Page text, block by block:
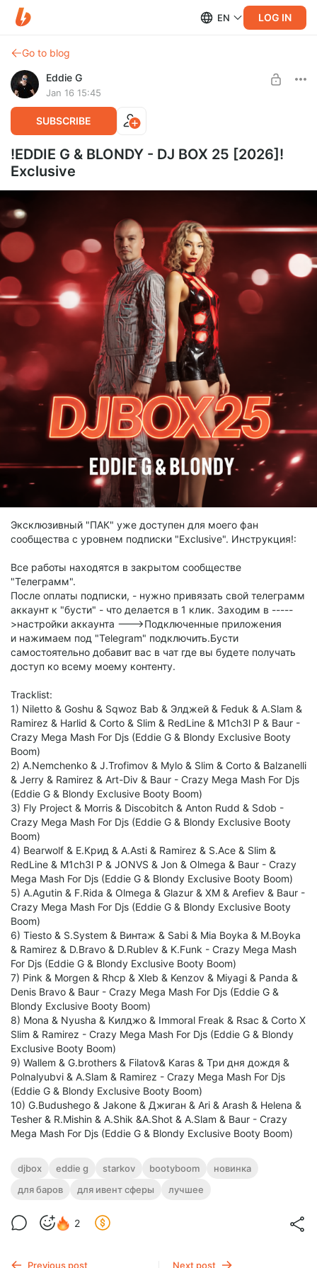
EN LOG IN
Go to blog
Eddie G
Jan 16 15:45
SUBSCRIBE
!EDDIE G & BLONDY - DJ BOX 25 [2026]!
Exclusive
Эксклюзивный "ПАК" уже доступен для моего фан
сообщества с уровнем подписки "Exclusive". Инструкция!:
Все работы находятся в закрытом сообществе
"Телеграмм".
После оплаты подписки, - нужно привязать свой телеграмм
аккаунт к "бусти" - что делается в 1 клик. Заходим в -----
>настройки аккаунта --->Подключенные приложения
и нажимаем под "Telegram" подключить.Бусти
самостоятельно добавит вас в чат где вы будете получать
доступ ко всему моему контенту.
Tracklist:
1) Niletto & Goshu & Sqwoz Bab & Элджей & Feduk & A.Slam &
Ramirez & Harlid & Corto & Slim & RedLine & M1ch3l P & Baur -
Crazy Mega Mash For Djs (Eddie G & Blondy Exclusive Booty
Boom)
2) A.Nemchenko & J.Trofimov & Mylo & Slim & Corto & Balzanelli
& Jerry & Ramirez & Art-Div & Baur - Crazy Mega Mash For Djs
(Eddie G & Blondy Exclusive Booty Boom)
3) Fly Project & Morris & Discobitch & Anton Rudd & Sdob -
Crazy Mega Mash For Djs (Eddie G & Blondy Exclusive Booty
Boom)
4) Bearwolf & Е.Крид & A.Asti & Ramirez & S.Ace & Slim &
RedLine & M1ch3l P & JONVS & Jon & Olmega & Baur - Crazy
Mega Mash For Djs (Eddie G & Blondy Exclusive Booty Boom)
5) A.Agutin & F.Rida & Olmega & Glazur & XM & Arefiev & Baur -
Crazy Mega Mash For Djs (Eddie G & Blondy Exclusive Booty
Boom)
6) Tiesto & S.System & Винтаж & Sabi & Mia Boyka & M.Boyka
& Ramirez & D.Bravo & D.Rublev & K.Funk - Crazy Mega Mash
For Djs (Eddie G & Blondy Exclusive Booty Boom)
7) Pink & Morgen & Rhcp & Xleb & Kenzov & Miyagi & Panda &
Denis Bravo & Baur - Crazy Mega Mash For Djs (Eddie G &
Blondy Exclusive Booty Boom)
8) Mona & Nyusha & Килджо & Immoral Freak & Rsac & Corto X
Slim & Ramirez - Crazy Mega Mash For Djs (Eddie G & Blondy
Exclusive Booty Boom)
9) Wallem & G.brothers & Filatov& Karas & Три дня дождя &
Polnalyubvi & A.Slam & Ramirez - Crazy Mega Mash For Djs
(Eddie G & Blondy Exclusive Booty Boom)
10) G.Budushego & Jakone & Джиган & Ari & Arash & Helena &
Tesher & R.Mishin & A.Shik &A.Shot & A.Slam & Baur - Crazy
Mega Mash For Djs (Eddie G & Blondy Exclusive Booty Boom)
djbox eddie g starkov bootyboom
новинка
для баров
для ивент сферы лучшее
2
Previous post Next post